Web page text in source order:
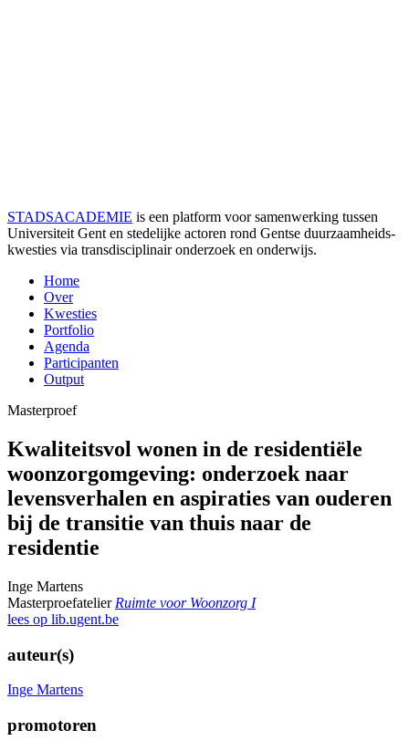
STADSACADEMIE is een platform voor samenwerking tussen
Universiteit Gent en stedelijke actoren rond Gentse duurzaamheids­
kwesties via transdisciplinair onderzoek en onderwijs.
Home
Over
Kwesties
Portfolio
Agenda
Participanten
Output
Masterproef
Kwaliteitsvol wonen in de residentiële
woonzorgomgeving: onderzoek naar
levensverhalen en aspiraties van ouderen
bij de transitie van thuis naar de
residentie
Inge Martens
Masterproefatelier Ruimte voor Woonzorg I
lees op lib.ugent.be
auteur(s)
Inge Martens
promotoren